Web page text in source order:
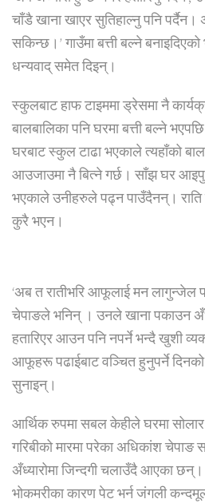
चाँडै खाना खाएर सुतिहाल्नु पनि पर्दैन।
सकिन्छ।’ गाउँमा बत्ती बल्ने
धन्यवाद् समेत दिइन्।
स्कुलबाट हाफ टाइममा ड्रेसमा नै
बालबालिका पनि घरमा बत्ती बल्ने
घरबाट स्कुल टाढा भएकाले त्यहाँको
आउजाउमा नै बित्ने गर्छ। साँझ घर
भएकाले उनीहरुले पढ्न पाउँदैनन्।
कुरै भएन।
‘अब त रातीभरि आफूलाई मन लागुन्जेल
चेपाङले भनिन् । उनले खाना पकाउन
हतारिएर आउन पनि नपर्ने भन्दै खुशी
आफूहरू पढाईबाट वञ्चित हुनुपर्ने
सुनाइन्।
आर्थिक रुपमा सबल केहीले घरमा
गरिबीको मारमा परेका अधिकांश चेपाङ
अँध्यारोमा जिन्दगी चलाउँदै आएका
भोकमरीका कारण पेट भर्न जंगली